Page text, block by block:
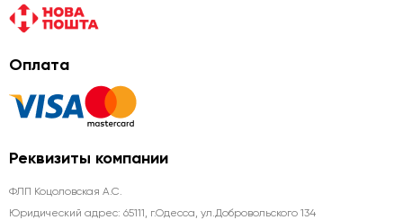
Оплата
Реквизиты компании
ФЛП Коцоловская А.С.
Юридический адрес: 65111, г.Одесса, ул.Добровольского 134